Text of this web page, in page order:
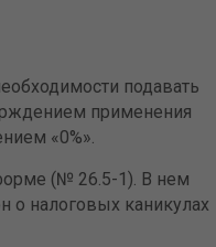
подавать
применения
«0%».
(№ 26.5-1). В нем
о налоговых каникулах